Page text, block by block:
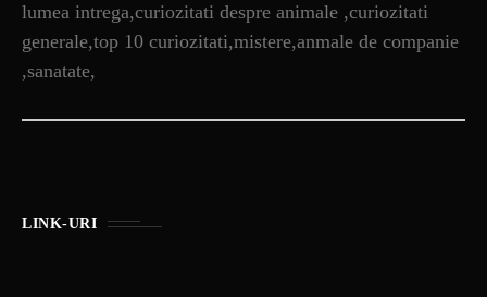
lumea intrega,curiozitati despre animale ,curiozitati
generale,top 10 curiozitati,mistere,anmale de companie
,sanatate,
LINK-URI